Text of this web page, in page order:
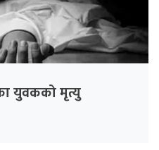
युवकको मृत्यु